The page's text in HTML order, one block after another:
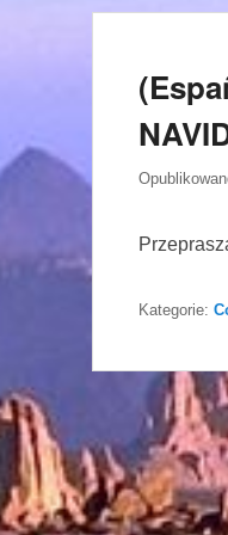
Kategorie: